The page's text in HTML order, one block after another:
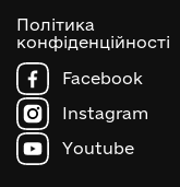
Політика
конфіденційності
Facebook
Instagram
Youtube